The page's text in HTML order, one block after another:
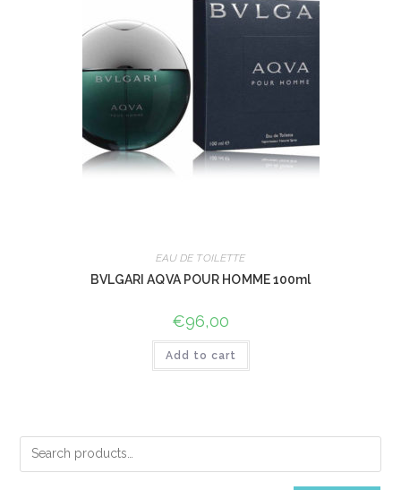
EAU DE TOILETTE
BVLGARI AQVA POUR HOMME 100ml
€96,00
Add to cart